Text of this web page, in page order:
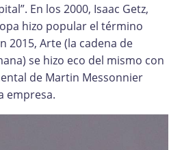
En los 2000, Isaac Getz,
hizo popular el término
2015, Arte (la cadena de
se hizo eco del mismo con
de Martin Messonnier
empresa.